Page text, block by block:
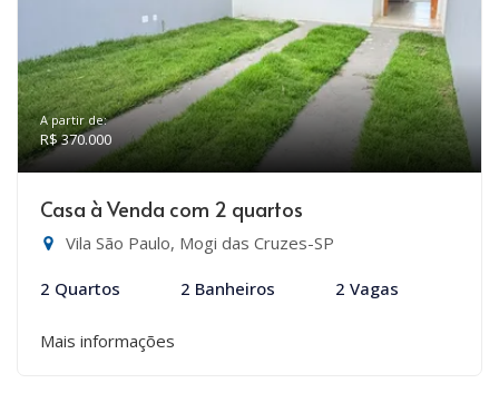
A partir de:
R$ 370.000
Casa à Venda com 2 quartos
Vila São Paulo, Mogi das Cruzes-SP
2 Quartos 2 Banheiros 2 Vagas
Mais informações